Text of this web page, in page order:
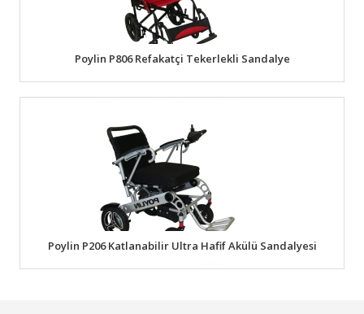
Poylin P806 Refakatçi Tekerlekli Sandalye
Poylin P206 Katlanabilir Ultra Hafif Akülü Sandalyesi